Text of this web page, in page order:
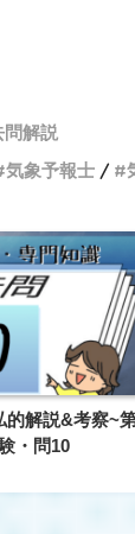
問解説
気象予報士
的解説&考察~
・問10